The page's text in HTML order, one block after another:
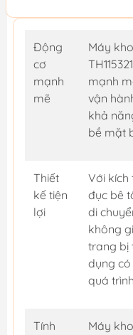
Động
cơ
mạnh
mẽ
Máy
mạnh
vận
khả
bề mặt
Thiết
kế tiện
lợi
Với kích
đục bê
di
không
trang bị
dụng
quá
Tính
Máy